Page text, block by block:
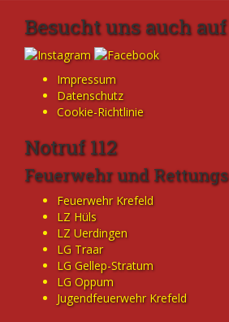
Besucht uns auch auf
Impressum
Datenschutz
Cookie-Richtlinie
Notruf 112
Feuerwehr und
Feuerwehr Krefeld
LZ Hüls
LZ Uerdingen
LG Traar
LG Gellep-Stratum
LG Oppum
Jugendfeuerwehr Krefeld